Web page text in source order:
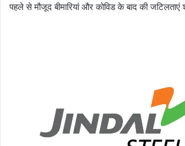
पहले से मौजूद बीमारियां और कोविड के बाद की जटिलताएं